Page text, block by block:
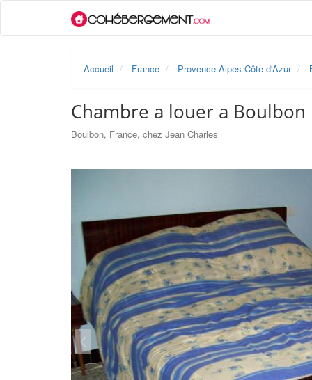
Accueil France Provence-Alpes-Côte d'Azur
Chambre a louer a Boulbon
Boulbon, France, chez Jean Charles